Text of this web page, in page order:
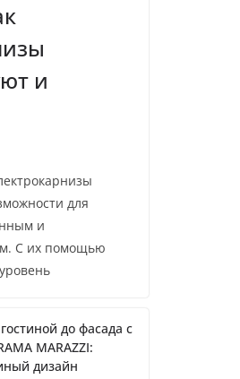
и
для
и
С их помощью
до фасада с
MARAZZI:
дизайн